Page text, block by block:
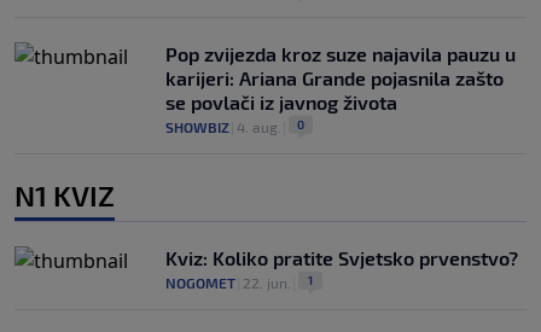
Pop zvijezda kroz suze najavila pauzu u
karijeri: Ariana Grande pojasnila zašto
se povlači iz javnog života
SHOWBIZ 4. aug. 0
N1 KVIZ
Kviz: Koliko pratite Svjetsko prvenstvo?
NOGOMET 22. jun. 1